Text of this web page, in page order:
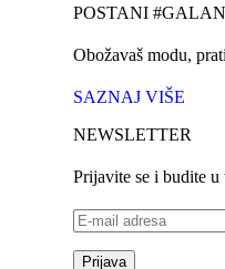
POSTANI
Obožavaš modu,
SAZNAJ VIŠE
NEWSLETTER
Prijavite se i budite